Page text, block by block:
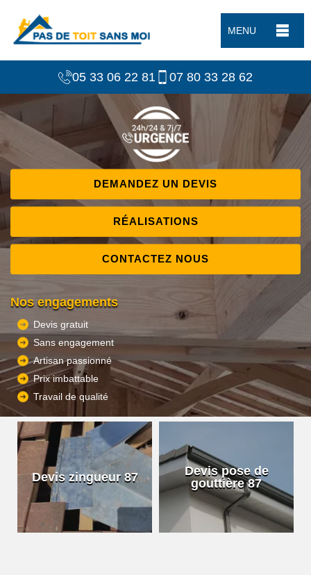
MENU
05 33 06 22 81 07 80 33 28 62
DEMANDEZ UN DEVIS
RÉALISATIONS
CONTACTEZ NOUS
Nos engagements
Devis gratuit
Sans engagement
Artisan passionné
Prix imbattable
Travail de qualité
Devis zingueur 87
Devis pose de
gouttière 87